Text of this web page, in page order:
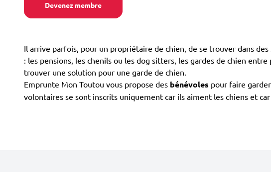
Devenez membre
Il arrive parfois, pour un propriétaire de chien, de se trouver dans
: les pensions, les chenils ou les dog sitters, les gardes de chien
trouver une solution pour une garde de chien.
Emprunte Mon Toutou vous propose des bénévoles pour faire
volontaires se sont inscrits uniquement car ils aiment les chiens et